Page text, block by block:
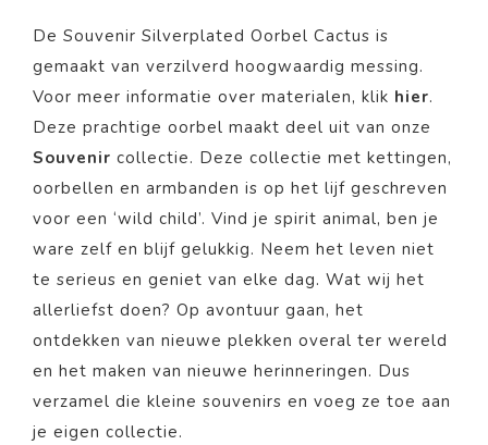
De Souvenir Silverplated Oorbel Cactus is
gemaakt van verzilverd hoogwaardig messing.
Voor meer informatie over materialen, klik hier.
Deze prachtige oorbel maakt deel uit van onze
Souvenir collectie. Deze collectie met kettingen,
oorbellen en armbanden is op het lijf geschreven
voor een ‘wild child’. Vind je spirit animal, ben je
ware zelf en blijf gelukkig. Neem het leven niet
te serieus en geniet van elke dag. Wat wij het
allerliefst doen? Op avontuur gaan, het
ontdekken van nieuwe plekken overal ter wereld
en het maken van nieuwe herinneringen. Dus
verzamel die kleine souvenirs en voeg ze toe aan
je eigen collectie.